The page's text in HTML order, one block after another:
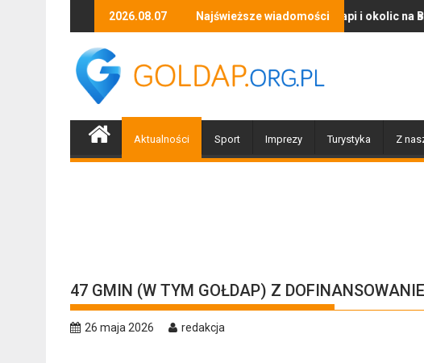
2026.08.07 Najświeższe wiadomości
Zapraszamy mieszkańców Gołdapi i okolic na spotkanie z
Biżuteryjne
Aktualności Sport Imprezy Turystyka Z
47 GMIN (W TYM GOŁDAP) Z
26 maja 2026
redakcja